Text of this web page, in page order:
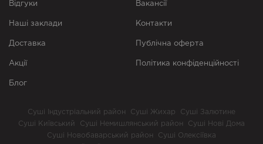
Відгуки
Наші заклади
Доставка
Акції
Блог
Вакансії
Контакти
Публічна оферта
Політика конфіденційності
Суші Індустріальний район Суші Жихар
Суші Залютине
Суші Київський
Суші Немишлянський район
Суші Нові Дома
Суші Новобаварський район
Суші Олексіївка